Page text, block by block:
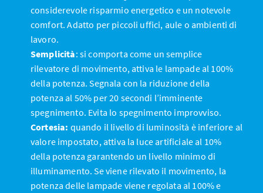
considerevole risparmio energetico e un notevole
comfort. Adatto per piccoli uffici, aule o ambienti di
lavoro.
Semplicità: si comporta come un semplice
rilevatore di movimento, attiva le lampade al 100%
della potenza. Segnala con la riduzione della
potenza al 50% per 20 secondi l’imminente
spegnimento. Evita lo spegnimento improvviso.
Cortesia: quando il livello di luminosità è inferiore al
valore impostato, attiva la luce artificiale al 10%
della potenza garantendo un livello minimo di
illuminamento. Se viene rilevato il movimento, la
potenza delle lampade viene regolata al 100% e